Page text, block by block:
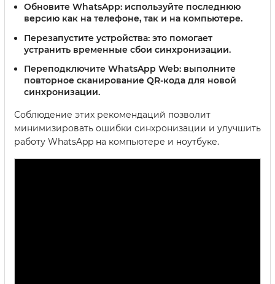
Обновите WhatsApp: используйте последнюю
версию как на телефоне, так и на компьютере.
Перезапустите устройства: это помогает
устранить временные сбои синхронизации.
Переподключите WhatsApp Web: выполните
повторное сканирование QR-кода для новой
синхронизации.
Соблюдение этих рекомендаций позволит
минимизировать ошибки синхронизации и улучшить
работу WhatsApp на компьютере и ноутбуке.